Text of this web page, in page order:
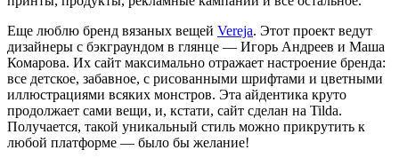
Еще люблю бренд вязаных вещей Vereja. Этот проект ведут
дизайнеры с бэкграундом в глянце — Игорь Андреев и Маша
Комарова. Их сайт максимально отражает настроение бренда:
все детское, забавное, с рисованными шрифтами и цветными
иллюстрациями всяких монстров. Эта айдентика круто
продолжает сами вещи, и, кстати, сайт сделан на Tilda.
Получается, такой уникальный стиль можно прикрутить к
любой платформе — было бы желание!